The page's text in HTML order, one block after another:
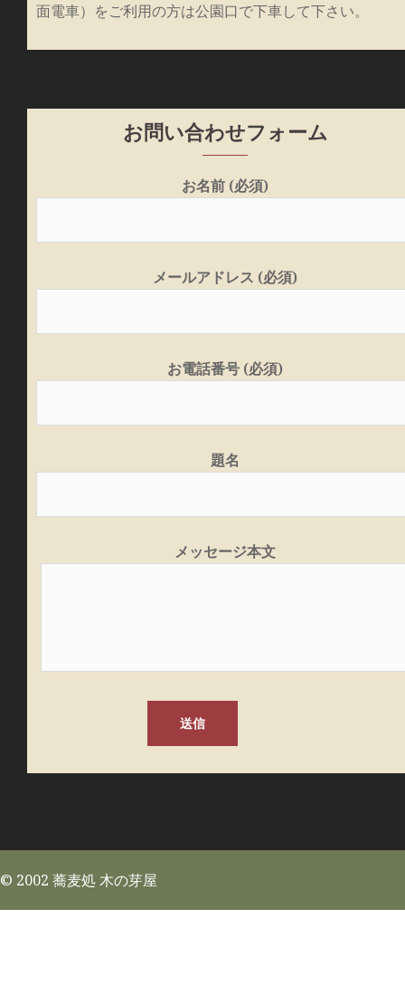
面電車）をご利用の方は公園口で下車して下さい。
お問い合わせフォーム
お名前 (必須)
メールアドレス (必須)
お電話番号 (必須)
題名
メッセージ本文
© 2002 蕎麦処 木の芽屋